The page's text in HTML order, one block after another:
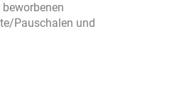
Pauschalen und